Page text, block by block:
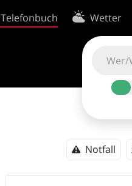
Telefonbuch Wetter
Notfall
Datenschutzerklärung
Cookie-Richtlinie